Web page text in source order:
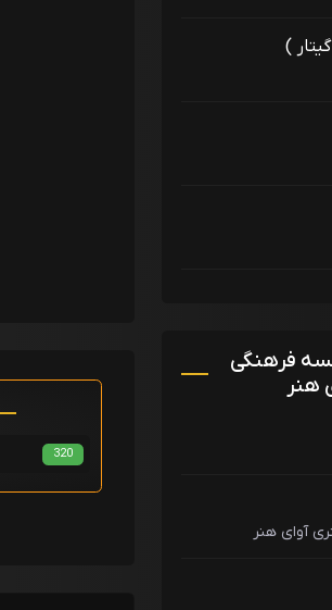
)
فرهنگی
هنر
آوای هنر
320